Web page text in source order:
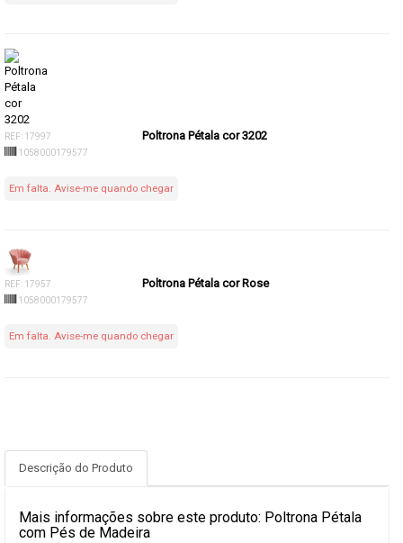
REF: 17997
1058000179577
Poltrona Pétala cor 3202
Em falta. Avise-me quando chegar
REF: 17957
1058000179577
Poltrona Pétala cor Rose
Em falta. Avise-me quando chegar
Descrição do Produto
Mais informações sobre este produto: Poltrona Pétala
com Pés de Madeira